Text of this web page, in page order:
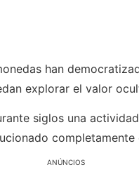
han
explorar el valor
siglos una
completamente
ANÚNCIOS